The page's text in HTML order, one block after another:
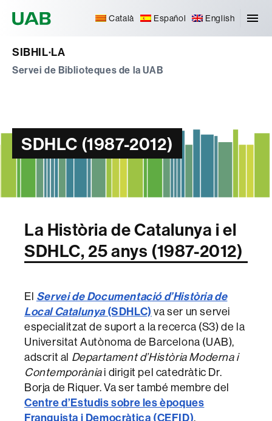
Català Español English
SIBHIL·LA
Servei de Biblioteques de la UAB
SDHLC (1987-2012)
La Història de Catalunya i el
SDHLC, 25 anys (1987-2012)
El Servei de Documentació d’Història de
Local Catalunya(SDHLC) va ser un servei
especialitzat de suport a la recerca (S3) de la
Universitat Autònoma de Barcelona (UAB),
adscrit al Departament d’Història Moderna i
Contemporàniai dirigit pel catedràtic Dr.
Borja de Riquer. Va ser també membre del
Centre d’Estudis sobre les èpoques
Franquista i Democràtica (CEFID).